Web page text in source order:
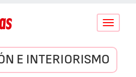
Conmutar
E INTERIORISMO